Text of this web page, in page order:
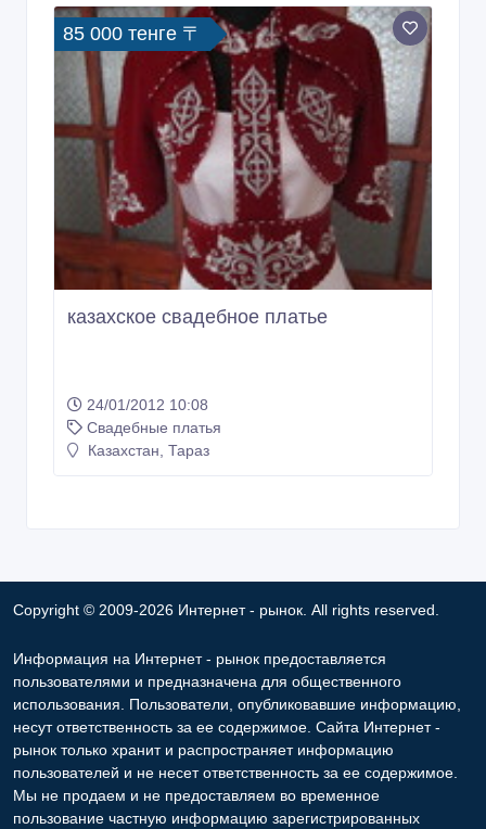
85 000 тенге 〒
казахское свадебное платье
24/01/2012 10:08
Свадебные платья
Казахстан, Тараз
Copyright © 2009-2026 Интернет - рынок. All rights reserved.
Информация на Интернет - рынок предоставляется
пользователями и предназначена для общественного
использования. Пользователи, опубликовавшие информацию,
несут ответственность за ее содержимое. Сайта Интернет -
рынок только хранит и распространяет информацию
пользователей и не несет ответственность за ее содержимое.
Мы не продаем и не предоставляем во временное
пользование частную информацию зарегистрированных